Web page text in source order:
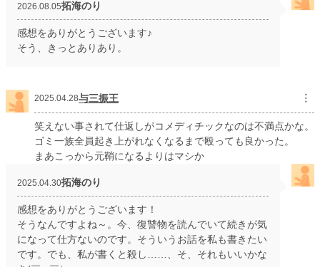
2026.08.05拓海のり
感想をありがとうございます♪
そう、きっとありあり。
2025.04.28与三振王 ︙
笑えない事されて仕返しがコメディチックなのは不満点かな。
ゴミ一族全員起き上がれなくなるまで殴っても良かった。
まあこっから元鞘になるよりはマシか
2025.04.30拓海のり
感想をありがとうございます！
そうなんですよね～。今、復讐物を読んでいて続きが気
になって仕方ないのです。そういうお話を私も書きたい
です。でも、私が書くと殺し……、そ、それもいいかな